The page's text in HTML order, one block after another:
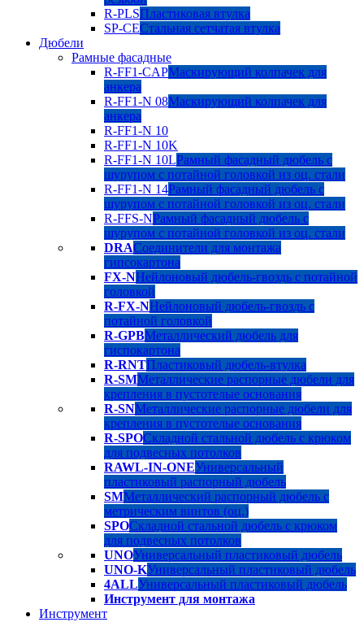
R-PLSПластиковая втулка
SP-CEСтальная сетчатая втулка
Дюбели
Рамные фасадные
R-FF1-CAPМаскирующий колпачек для
анкера
R-FF1-N 08Маскирующий колпачек для
анкера
R-FF1-N 10
R-FF1-N 10K
R-FF1-N 10LРамный фасадный дюбель с
шурупом с потайной головкой из оц. стали
R-FF1-N 14Рамный фасадный дюбель с
шурупом с потайной головкой из оц. стали
R-FFS-NРамный фасадный дюбель с
шурупом с потайной головкой из оц. стали
DRAСоединители для монтажа
гипсокартона
FX-NНейлоновый дюбель-гвоздь с потайной
головкой
R-FX-NНейлоновый дюбель-гвоздь с
потайной головкой
R-GPBМеталлический дюбель для
гиспокартона
R-RNTПластиковый дюбель-втулка
R-SMМеталлические распорные дюбели для
крепления в пустотелые основания
R-SNМеталлические распорные дюбели для
крепления в пустотелые основания
R-SPOСкладной стальной дюбель с крюком
для подвесных потолков
RAWL-IN-ONEУниверсальный
пластиковый распорный дюбель
SMМеталлический распорный дюбель с
метрическим винтов (оц.)
SPOСкладной стальной дюбель с крюком
для подвесных потолков
UNOУниверсальный пластиковый дюбель
UNO-KУниверсальный пластиковый дюбель
4ALLУниверсальный пластиковый дюбель
Инструмент для монтажа
Инструмент